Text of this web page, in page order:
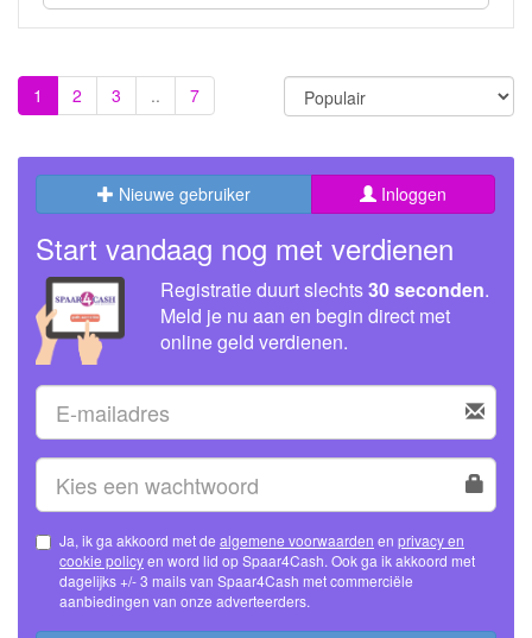
1 2 3 .. 7
Nieuwe gebruiker Inloggen
Start vandaag nog met verdienen
Registratie duurt slechts30 seconden.
Meld je nu aan en begin direct met
online geld verdienen.
Ja, ik ga akkoord met de algemene voorwaarden en privacy en
cookie policy
dagelijks +/- 3 mails van Spaar4Cash met commerciële
aanbiedingen van onze adverteerders.